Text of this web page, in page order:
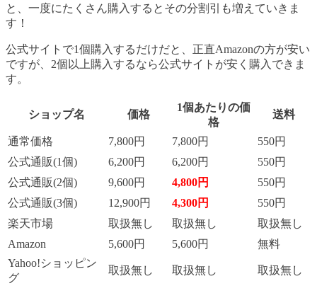
と、一度にたくさん購入するとその分割引も増えていきま
す！
公式サイトで1個購入するだけだと、正直Amazonの方が安い
ですが、2個以上購入するなら公式サイトが安く購入できま
す。
ショップ名 価格
1個あたりの価
格
送料
通常価格 7,800円 7,800円
550円
公式通販(1個)
6,200円 6,200円
550円
公式通販(2個)
9,600円 4,800円
550円
公式通販(3個)
12,900円 4,300円
550円
楽天市場
取扱無し 取扱無し
取扱無し
Amazon
5,600円 5,600円
無料
Yahoo!ショッピン
グ
取扱無し 取扱無し 取扱無し